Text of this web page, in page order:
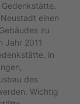
einen
zu
Jahr 2011
in
des
Wichtig